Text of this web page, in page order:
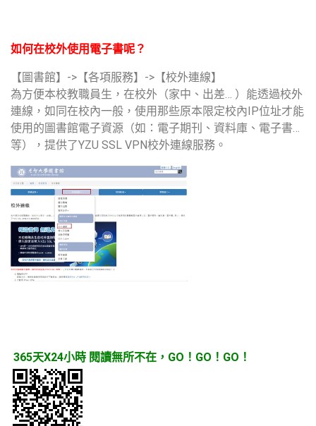
如何在校外使用電子書呢？
【圖書館】->【各項服務】->【校外連線】
為方便本校教職員生，在校外（家中、出差… ）能透過校外
連線，如同在校內一般，使用那些原本限定校內IP位址才能
使用的圖書館電子資源（如：電子期刊、資料庫、電子書…
等），提供了YZU SSL VPN校外連線服務。
365天X24小時 閱讀無所不在，GO！GO！GO！